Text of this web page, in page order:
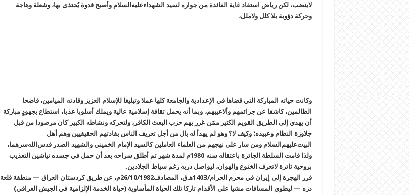
لاينضب، لكن رياض استفاد غاية الفائدة من جواره لسيد الشهداء‌عليه‌السلام وأصبح قدوة يُحتذى بها، وشعلة وهاجة
وحركة دؤوبة بلا كلل ولاملل،
وكانت حياته المباركة التي قضاها في الإعدادية والجامعة كلها عملا وتبليغا للإسلام العزيز وقادته الميامين، فاضحا
الظالمين، كاشفا عن جرائمهم وألاعيبهم، وبما أنه يحمل ثقافة إسلامية عالية ويملك أسلوبا عذبا، استطاع بجهودٍ مباركة
أن يهدي إلى الطريق القويم الكثير ممَن غرر بهم حزب البعث الكافر، ولتحركه ونشاطه الكبير كان مرصودا من قبل
جلاوزة النظام وعبيده؛ وكيف لا؟ وهو لم يهدأ له بال من أجل تعريف الناس بقادتهم الحقيقيين وهم أهل
البيت‌عليهم‌السلام ومن سار على نهجهم من العلماء العاملين كالسيد الإمام الخميني والشهيد الصدر قدس‌الله‌سرهما،
ولذا قامت السلطة الجائرة باعتقاله سنه 1980م لمدة شهر ثم أطلق سراحه بعد أن حمل في جسده نياشين التعذيب
بروحية ثائرة لاتعرف الخنوع والهوان، ليواصل دربه رغم سياط الجلادين.
قرر الهجرة إلى إيران في محرم الحرام/1403ه‍.ق، المصادف26/10/1982م، عن طريق كردستان العراق — منطقة قلعة
دزه — ليطوي المسافات مشيا على الأقدام تاركا تلك الحياة المأساوية (حياة الخدمة الإلزامية في الجيش العراقي)